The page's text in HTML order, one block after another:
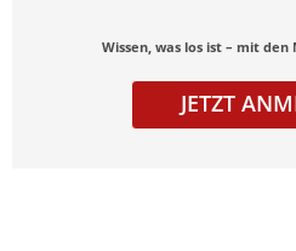
Wissen, was los ist – mit
JETZT